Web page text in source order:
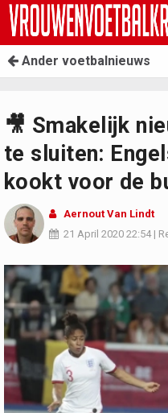
Ander voetbalnieuws
🎥 Smakelijk
te sluiten:
kookt voor de
Aernout Van Lindt
21 April 2020 22:54|